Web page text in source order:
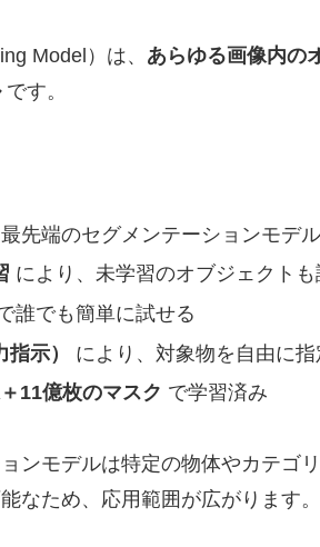
Model）は、 あらゆる画像内の
です。
先端のセグメンテーションモデル
により、未学習のオブジェクト
誰でも簡単に試せる
示）
により、対象物を自由に指
11億枚のマスク で学習済み
ンモデルは特定の物体やカテゴ
なため、応用範囲が広がります。